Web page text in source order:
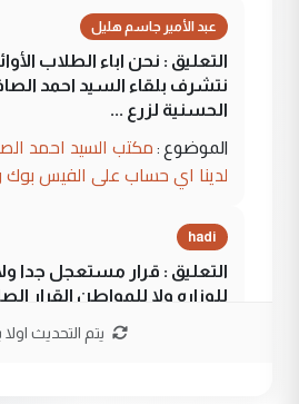
عبد الأمير جاسم هليل
التعليق : نحن اباء الطلاب
نتشرف بلقاء السيد احمد
الحسنية لزرع ...
الموضوع : مكتب السيد احمد
لدينا اي حساب على الفيس بوك
hadi
التعليق : قرار مستعجل جدا
للوزاره ولا للمواطن القرار
يتم التحديث